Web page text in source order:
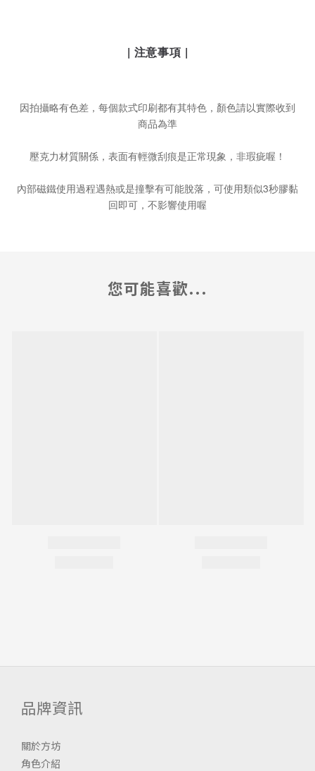
| 注意事項 |
因拍攝略有色差，每個款式印刷都有其特色，顏色請以實際收到
商品為準
壓克力材質關係，表面有輕微刮痕是正常現象，非瑕疵喔！
內部磁鐵使用過程遇熱或是撞擊有可能脫落，可使用類似3秒膠黏
回即可，不影響使用喔
您可能喜歡...
品牌資訊
關於方坊
角色介紹